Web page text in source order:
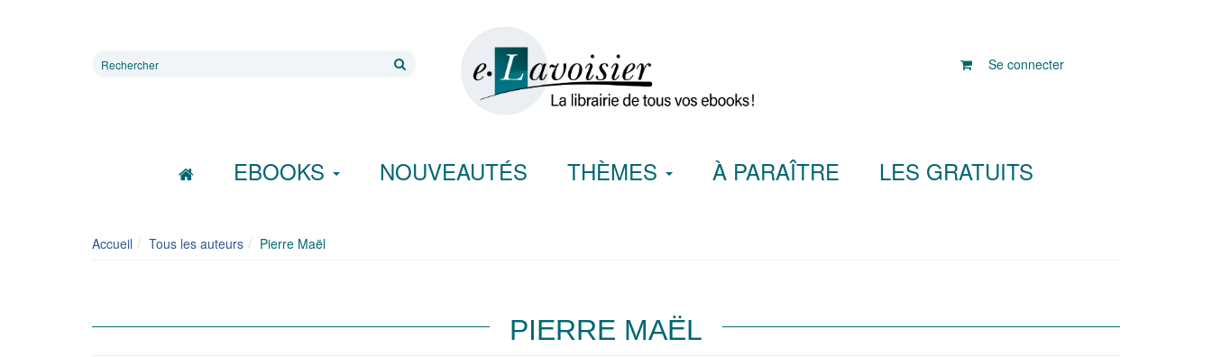
Rechercher
Se connecter
EBOOKS NOUVEAUTÉS THÈMES À PARAÎTRE LES GRATUITS
Accueil Tous les auteurs Pierre Maël
PIERRE MAËL